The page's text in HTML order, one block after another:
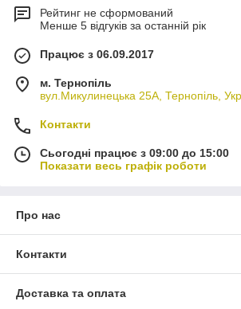
Рейтинг не сформований
Менше 5 відгуків за останній рік
Працює з 06.09.2017
м. Тернопіль
вул.Микулинецька 25А, Тернопіль,
Контакти
Сьогодні працює з 09:00 до 15:00
Показати весь графік роботи
Про нас
Контакти
Доставка та оплата